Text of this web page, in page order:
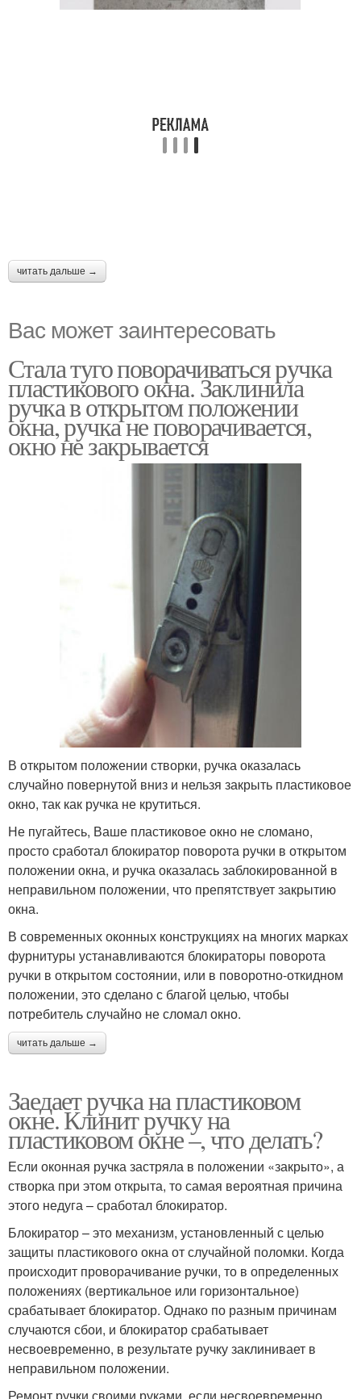
читать дальше →
Вас может заинтересовать
Стала туго поворачиваться ручка
пластикового окна. Заклинила
ручка в открытом положении
окна, ручка не поворачивается,
окно не закрывается
В открытом положении створки, ручка оказалась
случайно повернутой вниз и нельзя закрыть пластиковое
окно, так как ручка не крутиться.
Не пугайтесь, Ваше пластиковое окно не сломано,
просто сработал блокиратор поворота ручки в открытом
положении окна, и ручка оказалась заблокированной в
неправильном положении, что препятствует закрытию
окна.
В современных оконных конструкциях на многих марках
фурнитуры устанавливаются блокираторы поворота
ручки в открытом состоянии, или в поворотно-откидном
положении, это сделано с благой целью, чтобы
потребитель случайно не сломал окно.
читать дальше →
Заедает ручка на пластиковом
окне. Клинит ручку на
пластиковом окне –, что делать?
Если оконная ручка застряла в положении «закрыто», а
створка при этом открыта, то самая вероятная причина
этого недуга – сработал блокиратор.
Блокиратор – это механизм, установленный с целью
защиты пластикового окна от случайной поломки. Когда
происходит проворачивание ручки, то в определенных
положениях (вертикальное или горизонтальное)
срабатывает блокиратор. Однако по разным причинам
случаются сбои, и блокиратор срабатывает
несвоевременно, в результате ручку заклинивает в
неправильном положении.